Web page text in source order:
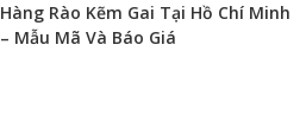
Hàng Rào Kẽm Gai Tại Hồ Chí Minh
– Mẫu Mã Và Báo Giá